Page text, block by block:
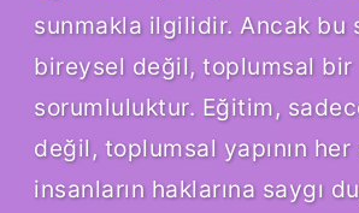
sunmakla ilgilidir. Ancak bu
bireysel değil, toplumsal bir
sorumluluktur. Eğitim,
değil, toplumsal yapının her
insanların haklarına saygı